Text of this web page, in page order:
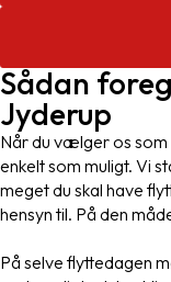
Sådan
Jyderup
Når du vælger os som
enkelt som muligt. Vi
meget du skal have
hensyn til. På den
På selve flyttedagen